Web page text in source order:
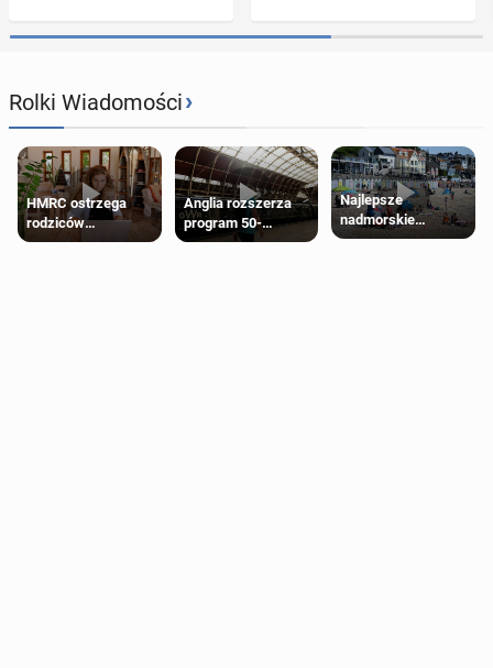
Rolki Wiadomości›
HMRC ostrzega
rodziców
pobierających Child
Anglia rozszerza
program 50-
procentowych
Najlepsze
nadmorskie
miasteczko blisko